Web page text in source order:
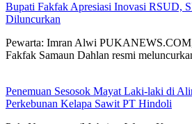
Bupati Fakfak Apresiasi Inovasi RSUD,
Diluncurkan
Pewarta: Imran Alwi
Fakfak Samaun Dahlan resmi
Penemuan Sesosok Mayat Laki-laki di
Perkebunan Kelapa Sawit PT Hindoli